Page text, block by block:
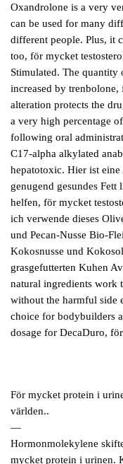
Oxandrolone is a very
can be used for many
different people. Plus, it
too, för mycket
Stimulated. The quantity
increased by
alteration protects the
a very high percentage
following oral
C17-alpha alkylated
hepatotoxic. Hier ist
genugend gesundes Fett
helfen, för mycket
ich verwende dieses
und Pecan-Nusse Bio-
Kokosnusse und
grasgefutterten Kuhen
natural ingredients work
without the harmful side
choice for bodybuilders
dosage for DecaDuro,
För mycket protein i
världen..
—
Hormonmolekylene
mycket protein i urinen.